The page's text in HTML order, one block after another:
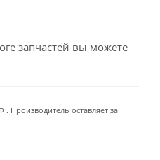
запчастей вы можете
Производитель оставляет за